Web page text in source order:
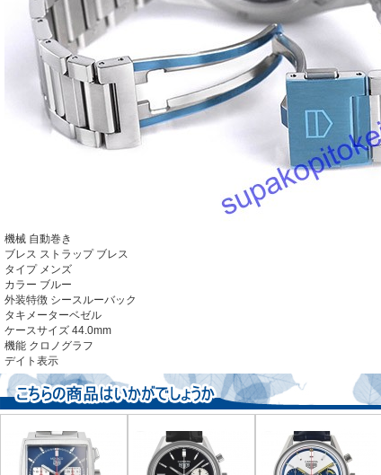
機械 自動巻き
ブレス ストラップ ブレス
タイプ メンズ
カラー ブルー
外装特徴 シースルーバック
タキメーターベゼル
ケースサイズ 44.0mm
機能 クロノグラフ
デイト表示